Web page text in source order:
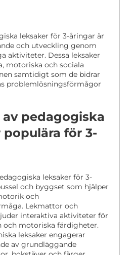
leksaker för 3-åringar är
och utveckling genom
aktiviteter. Dessa leksaker
motoriska och sociala
samtidigt som de bidrar
problemlösningsförmågor
pedagogiska
populära för 3-
leksaker för 3-
och byggset som hjälper
och
Lekmattor och
interaktiva aktiviteter för
och motoriska färdigheter.
leksaker engagerar
av grundläggande